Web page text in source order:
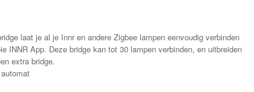
laat je al je Innr en andere Zigbee lampen eenvoudig verbinden
INNR App. Deze bridge kan tot 30 lampen verbinden, en uitbreiden
extra bridge.